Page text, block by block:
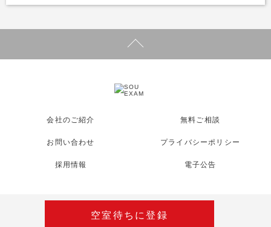
空室待ちに登録
会社のご紹介 無料ご相談
お問い合わせ プライバシーポリシー
採用情報 電子公告
©Copyright 2026 新築賃貸デザイナーズマンションSOU EXAM.All